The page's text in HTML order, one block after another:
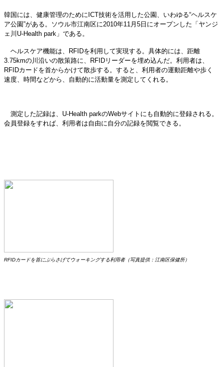
韓国には、健康管理のためにICT技術を活用した公園、いわゆる“ヘルスケ
ア公園”がある。ソウル市江南区に2010年11月5日にオープンした「ヤンジ
ェ川U-Health park」である。
ヘルスケア機能は、RFIDを利用して実現する。具体的には、距離
3.75kmの川沿いの散策路に、RFIDリーダーを埋め込んだ。利用者は、
RFIDカードを首からかけて散歩する。すると、利用者の運動距離や歩く
速度、時間などから、自動的に活動量を測定してくれる。
測定した記録は、U-Health parkのWebサイトにも自動的に登録される。
会員登録をすれば、利用者は自由に自分の記録を閲覧できる。
RFIDカードを首にぶらさげてウォーキングする利用者（写真提供：江南区保健所）